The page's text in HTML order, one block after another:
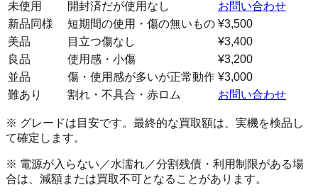
未使用
開封済だが使用なし
お問い合わせ
新品同様
短期間の使用・傷の無いもの ¥3,500
美品
目立つ傷なし
¥3,400
良品
使用感・小傷
¥3,200
並品
傷・使用感が多いが正常動作 ¥3,000
難あり
割れ・不具合・赤ロム お問い合わせ
※ グレードは目安です。最終的な買取額は、実機を検品し
て確定します。
※ 電源が入らない／水濡れ／分割残債・利用制限がある場
合は、減額または買取不可となることがあります。